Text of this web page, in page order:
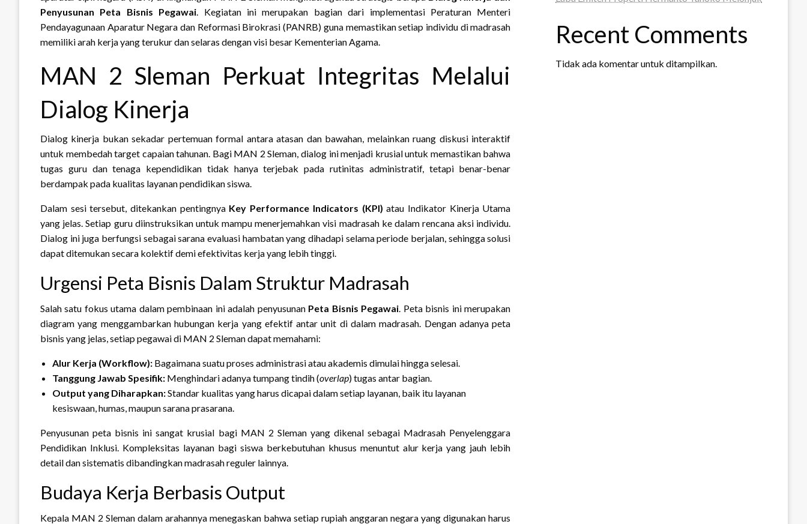
Penyusunan Peta Bisnis Pegawai. Kegiatan ini merupakan bagian dari implementasi Peraturan Menteri
Pendayagunaan Aparatur Negara dan Reformasi Birokrasi (PANRB) guna memastikan setiap individu di madrasah
memiliki arah kerja yang terukur dan selaras dengan visi besar Kementerian Agama.
MAN 2 Sleman Perkuat Integritas Melalui
Dialog Kinerja
Dialog kinerja bukan sekadar pertemuan formal antara atasan dan bawahan, melainkan ruang diskusi interaktif
untuk membedah target capaian tahunan. Bagi MAN 2 Sleman, dialog ini menjadi krusial untuk memastikan bahwa
tugas guru dan tenaga kependidikan tidak hanya terjebak pada rutinitas administratif, tetapi benar-benar
berdampak pada kualitas layanan pendidikan siswa.
Dalam sesi tersebut, ditekankan pentingnya Key Performance Indicators (KPI) atau Indikator Kinerja Utama
yang jelas. Setiap guru diinstruksikan untuk mampu menerjemahkan visi madrasah ke dalam rencana aksi individu.
Dialog ini juga berfungsi sebagai sarana evaluasi hambatan yang dihadapi selama periode berjalan, sehingga solusi
dapat ditemukan secara kolektif demi efektivitas kerja yang lebih tinggi.
Urgensi Peta Bisnis Dalam Struktur Madrasah
Salah satu fokus utama dalam pembinaan ini adalah penyusunan Peta Bisnis Pegawai. Peta bisnis ini merupakan
diagram yang menggambarkan hubungan kerja yang efektif antar unit di dalam madrasah. Dengan adanya peta
bisnis yang jelas, setiap pegawai di MAN 2 Sleman dapat memahami:
Alur Kerja (Workflow): Bagaimana suatu proses administrasi atau akademis dimulai hingga selesai.
Tanggung Jawab Spesifik: Menghindari adanya tumpang tindih (overlap) tugas antar bagian.
Output yang Diharapkan:Standar kualitas yang harus dicapai dalam setiap layanan, baik itu layanan
kesiswaan, humas, maupun sarana prasarana.
Penyusunan peta bisnis ini sangat krusial bagi MAN 2 Sleman yang dikenal sebagai Madrasah Penyelenggara
Pendidikan Inklusi. Kompleksitas layanan bagi siswa berkebutuhan khusus menuntut alur kerja yang jauh lebih
detail dan sistematis dibandingkan madrasah reguler lainnya.
Budaya Kerja Berbasis Output
Kepala MAN 2 Sleman dalam arahannya menegaskan bahwa setiap rupiah anggaran negara yang digunakan harus
Recent Comments
Tidak ada komentar untuk ditampilkan.